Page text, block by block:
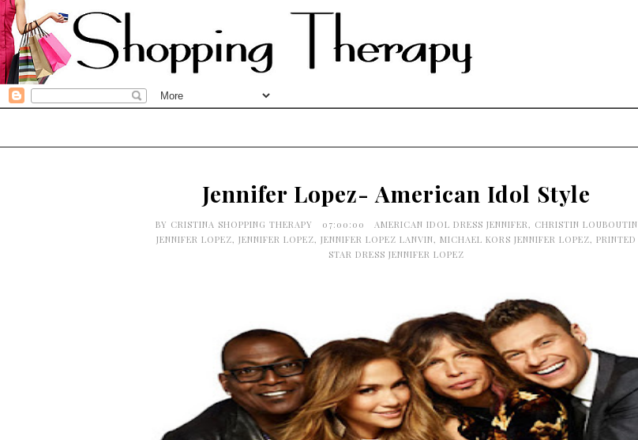
Jennifer Lopez- American Idol Style
BY CRISTINA SHOPPING THERAPY 07:00:00 AMERICAN IDOL DRESS JENNIFER, CHRISTIN LOUBOUTIN
JENNIFER LOPEZ, JENNIFER LOPEZ, JENNIFER LOPEZ LANVIN, MICHAEL KORS JENNIFER LOPEZ, PRINTED
STAR DRESS JENNIFER LOPEZ